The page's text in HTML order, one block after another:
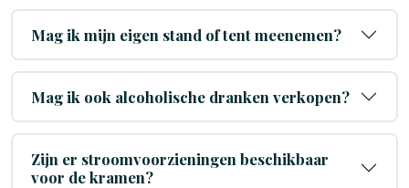
Mag ik mijn eigen stand of tent meenemen?
Mag ik ook alcoholische dranken verkopen?
Zijn er stroomvoorzieningen beschikbaar
voor de kramen?